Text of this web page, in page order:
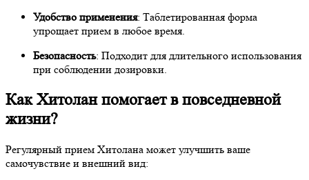
Удобство применения: Таблетированная форма
упрощает прием в любое время.
Безопасность: Подходит для длительного использования
при соблюдении дозировки.
Как Хитолан помогает в повседневной
жизни?
Регулярный прием Хитолана может улучшить ваше
самочувствие и внешний вид: